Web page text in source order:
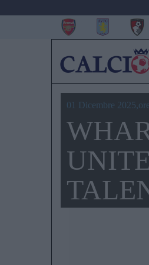
01 Dicembre